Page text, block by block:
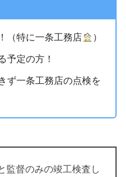
（特に一条工務店 ）
予定の方！
ず一条工務店の点検を
監督のみの竣工検査し